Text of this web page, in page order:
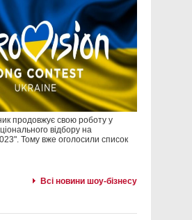
продовжує свою роботу у
відбору на
Тому вже оголосили список
Всі новини шоу-бізнесу